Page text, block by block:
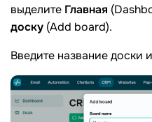
выделите Главная
доску (Add board).
Введите название доски